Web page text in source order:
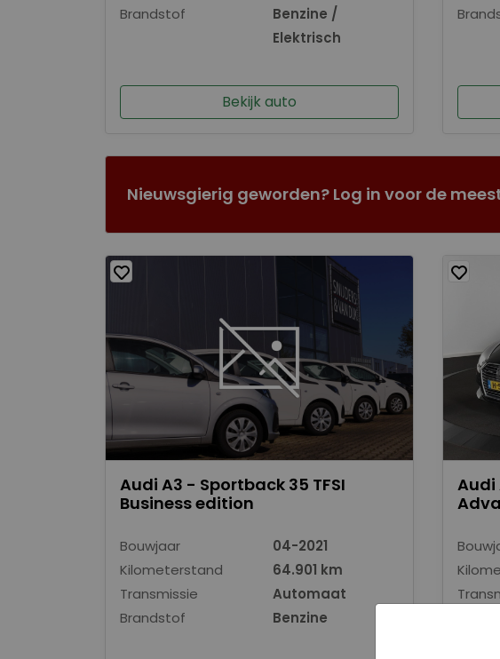
Brandstof
Benzine /
Elektrisch
Bekijk auto
Nieuwsgierig geworden? Log in voor de
Audi A3 - Sportback 35 TFSI
Business edition
Bouwjaar
04-2021
Kilometerstand
64.901 km
Transmissie
Automaat
Brandstof
Benzine
Audi